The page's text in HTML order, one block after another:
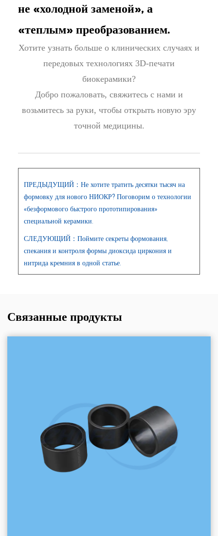
не «холодной заменой», а
«теплым» преобразованием.
Хотите узнать больше о клинических случаях и
передовых технологиях 3D-печати
биокерамики?
Добро пожаловать, свяжитесь с нами и
возьмитесь за руки, чтобы открыть новую эру
точной медицины.
ПРЕДЫДУЩИЙ：Не хотите тратить десятки тысяч на
формовку для нового НИОКР? Поговорим о технологии
«безформового быстрого прототипирования»
специальной керамики.
СЛЕДУЮЩИЙ：Поймите секреты формования,
спекания и контроля формы диоксида циркония и
нитрида кремния в одной статье.
Связанные продукты